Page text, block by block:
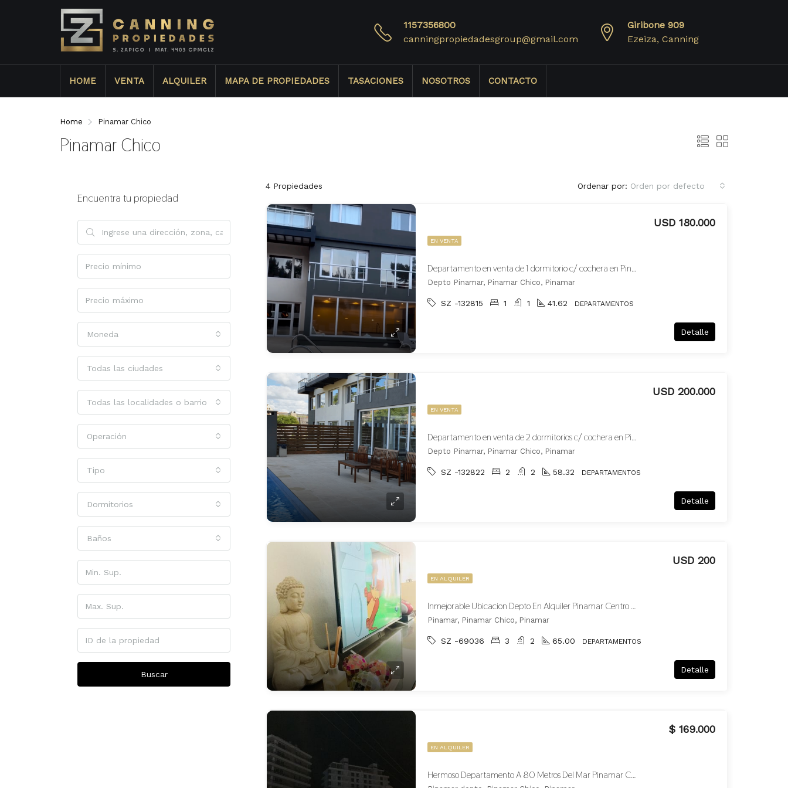
1157356800
canningpropiedadesgroup@gmail.com
Giribone 909
Ezeiza, Canning
HOME VENTA ALQUILER MAPA DE PROPIEDADES TASACIONES NOSOTROS CONTACTO
Home Pinamar Chico
Pinamar Chico
4 Propiedades Ordenar por: Orden por defecto
EN VENTA
Departamento en venta de 1 dormitorio c/ cochera en Pinamar
USD 180.000
Depto Pinamar, Pinamar Chico, Pinamar
SZ -132815 1 1 41.62 DEPARTAMENTOS
Detalle
EN VENTA
Departamento en venta de 2 dormitorios c/ cochera en Pinamar
USD 200.000
Depto Pinamar, Pinamar Chico, Pinamar
SZ -132822 2 2 58.32 DEPARTAMENTOS
Detalle
EN ALQUILER
Inmejorable Ubicacion Depto En Alquiler Pinamar Centro A 80 Metros Del Mar
USD 200
Pinamar, Pinamar Chico, Pinamar
SZ -69036 3 2 65.00 DEPARTAMENTOS
Detalle
EN ALQUILER
Hermoso Departamento A 80 Metros Del Mar Pinamar Centro
$ 169.000
Encuentra tu propiedad
Moneda
Todas las ciudades
Todas las localidades o barrios
Operación
Tipo
Dormitorios
Baños
Buscar